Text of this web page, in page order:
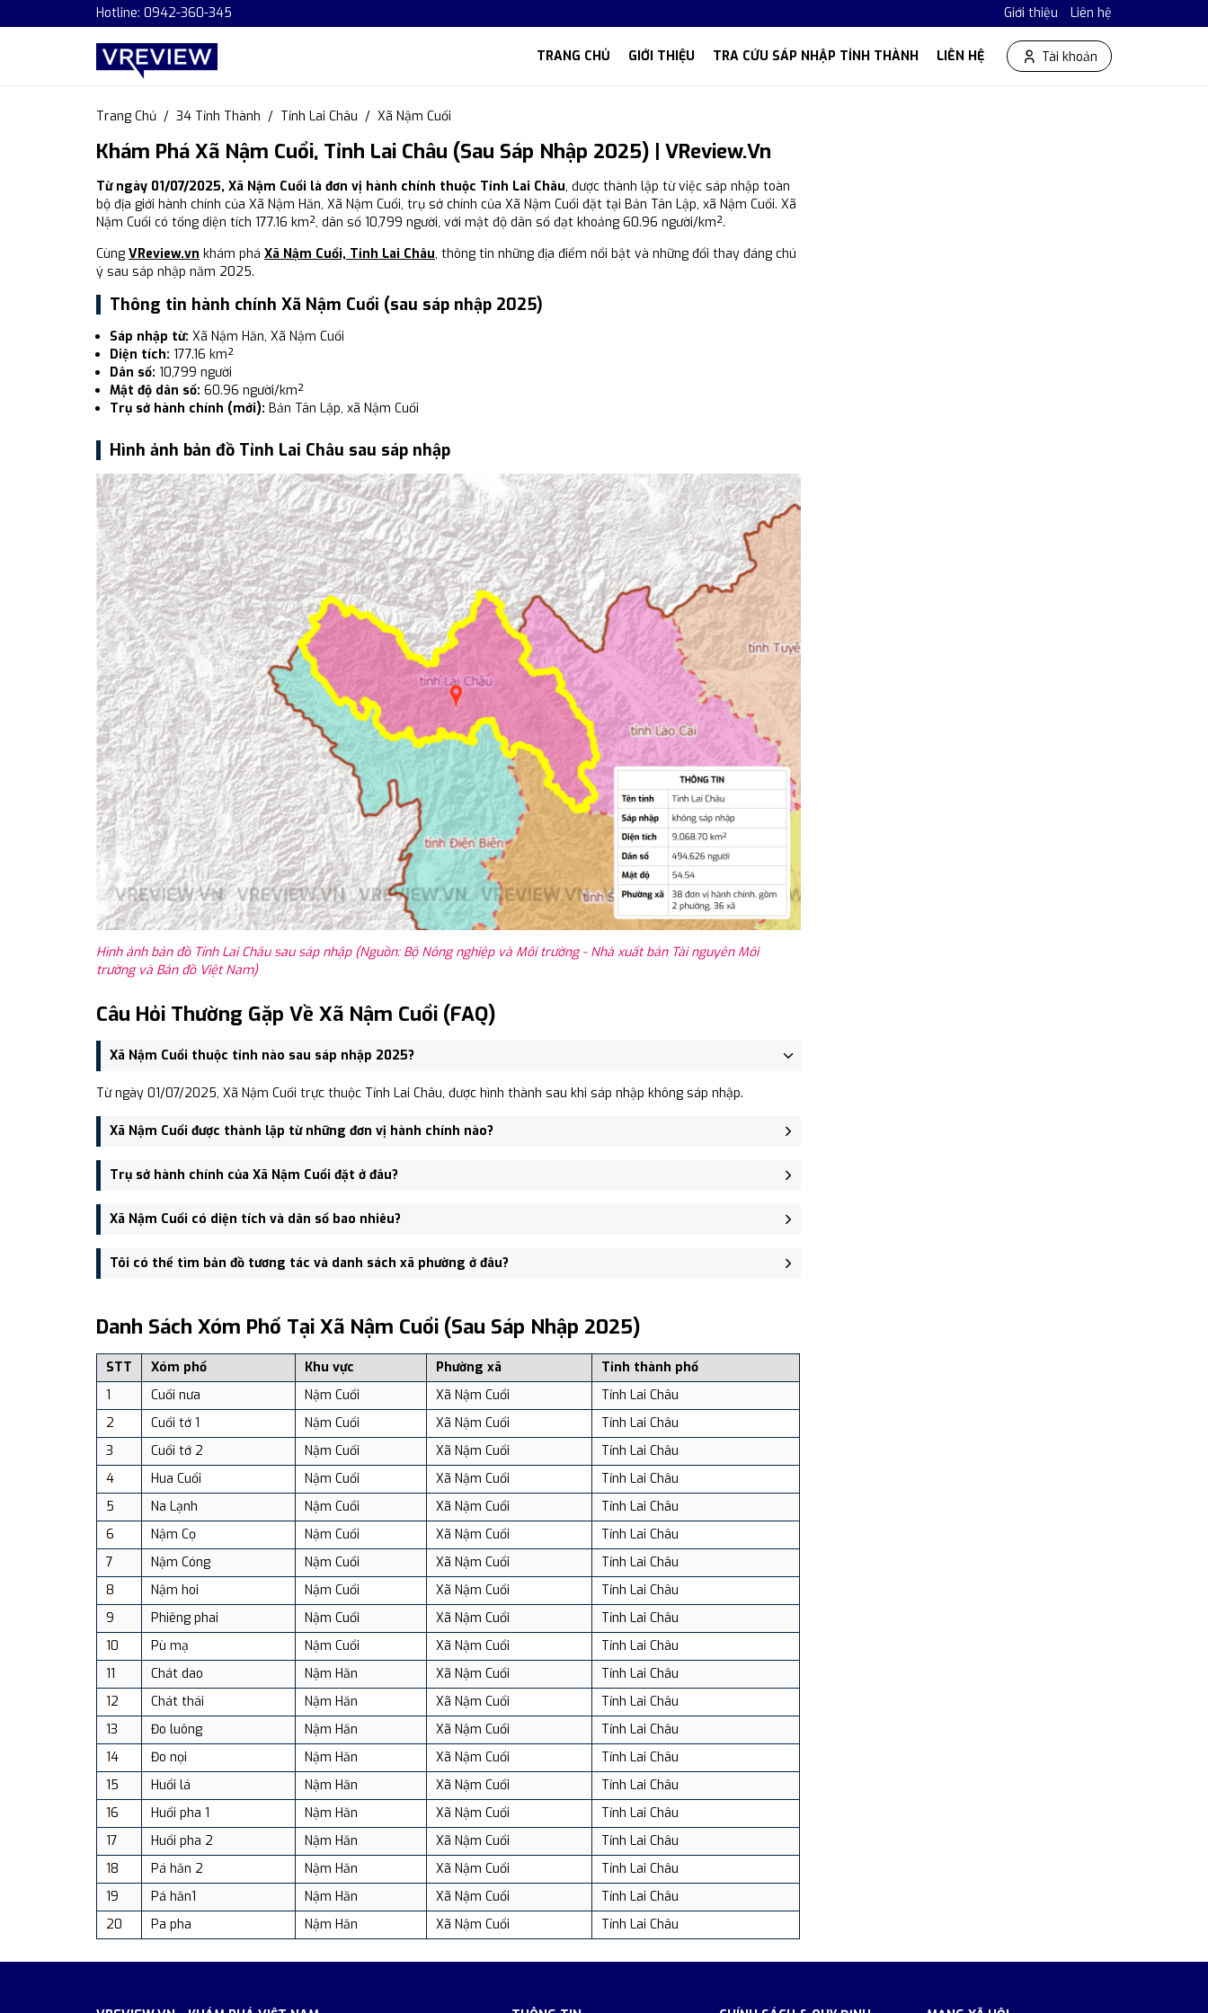
Hotline: 0942-360-345 Giới thiệu Liên hệ
TRANG CHỦ GIỚI THIỆU TRA CỨU SÁP NHẬP TỈNH THÀNH LIÊN HỆ Tài khoản
Trang Chủ 34 Tỉnh Thành Tỉnh Lai Châu Xã Nậm Cuổi
Khám Phá Xã Nậm Cuổi, Tỉnh Lai Châu (Sau Sáp Nhập 2025) | VReview.vn
Từ ngày 01/07/2025, Xã Nậm Cuổi là đơn vị hành chính thuộc Tỉnh Lai Châu, được thành lập từ việc sáp nhập toàn
bộ địa giới hành chính của Xã Nậm Hăn, Xã Nậm Cuổi, trụ sở chính của Xã Nậm Cuổi đặt tại Bản Tân Lập, xã Nậm Cuổi. Xã
Nậm Cuổi có tổng diện tích 177.16 km², dân số 10,799 người, với mật độ dân số đạt khoảng 60.96 người/km².
Cùng VReview.vn khám phá Xã Nậm Cuổi, Tỉnh Lai Châu, thông tin những địa điểm nổi bật và những đổi thay đáng chú
ý sau sáp nhập năm 2025.
Thông tin hành chính Xã Nậm Cuổi (sau sáp nhập 2025)
Sáp nhập từ: Xã Nậm Hăn, Xã Nậm Cuổi
Diện tích: 177.16 km²
Dân số: 10,799 người
Mật độ dân số: 60.96 người/km²
Trụ sở hành chính (mới): Bản Tân Lập, xã Nậm Cuổi
Hình ảnh bản đồ Tỉnh Lai Châu sau sáp nhập
Hình ảnh bản đồ Tỉnh Lai Châu sau sáp nhập (Nguồn: Bộ Nông nghiệp và Môi trường - Nhà xuất bản Tài nguyên Môi
trường và Bản đồ Việt Nam)
Câu Hỏi Thường Gặp Về Xã Nậm Cuổi (FAQ)
Xã Nậm Cuổi thuộc tỉnh nào sau sáp nhập 2025?
Từ ngày 01/07/2025, Xã Nậm Cuổi trực thuộc Tỉnh Lai Châu, được hình thành sau khi sáp nhập không sáp nhập.
Xã Nậm Cuổi được thành lập từ những đơn vị hành chính nào?
Xã Nậm Cuổi được thành lập trên cơ sở sáp nhập Xã Nậm Hăn, Xã Nậm Cuổi.
Trụ sở hành chính của Xã Nậm Cuổi đặt ở đâu?
Trụ sở hành chính mới của Xã Nậm Cuổi đặt tại Bản Tân Lập, xã Nậm Cuổi - trung tâm khu vực thuận tiện giao thông.
Xã Nậm Cuổi có diện tích và dân số bao nhiêu?
Xã Nậm Cuổi có Diện tích: 177.16 km², Dân số: 10,799 người, Mật độ dân số: Khoảng 60.96 người/km²
Tôi có thể tìm bản đồ tương tác và danh sách xã phường ở đâu?
dịch vụ và du lịch uy tín tại Việt Nam.
Danh Sách Xóm Phố Tại Xã Nậm Cuổi (sau Sáp Nhập 2025)
STT Xóm phố Khu vực Phường xã
Tỉnh thành phố
1
Cuổi nưa Nậm Cuổi Xã Nậm Cuổi
Tỉnh Lai Châu
2
Cuổi tớ 1 Nậm Cuổi Xã Nậm Cuổi
Tỉnh Lai Châu
3
Cuổi tớ 2 Nậm Cuổi Xã Nậm Cuổi
Tỉnh Lai Châu
4
Hua Cuổi Nậm Cuổi Xã Nậm Cuổi
Tỉnh Lai Châu
5
Na Lạnh Nậm Cuổi Xã Nậm Cuổi
Tỉnh Lai Châu
6
Nậm Cọ Nậm Cuổi Xã Nậm Cuổi
Tỉnh Lai Châu
7
Nậm Cóng Nậm Cuổi Xã Nậm Cuổi
Tỉnh Lai Châu
8
Nậm hoi Nậm Cuổi Xã Nậm Cuổi
Tỉnh Lai Châu
9
Phiêng phai Nậm Cuổi Xã Nậm Cuổi
Tỉnh Lai Châu
10
Pù mạ Nậm Cuổi Xã Nậm Cuổi
Tỉnh Lai Châu
11
Chát dao Nậm Hăn Xã Nậm Cuổi
Tỉnh Lai Châu
12
Chát thái Nậm Hăn Xã Nậm Cuổi
Tỉnh Lai Châu
13
Đo luông Nậm Hăn Xã Nậm Cuổi
Tỉnh Lai Châu
14
Đo nọi Nậm Hăn Xã Nậm Cuổi
Tỉnh Lai Châu
15
Huổi lá Nậm Hăn Xã Nậm Cuổi
Tỉnh Lai Châu
16
Huổi pha 1 Nậm Hăn Xã Nậm Cuổi
Tỉnh Lai Châu
17
Huổi pha 2 Nậm Hăn Xã Nậm Cuổi
Tỉnh Lai Châu
18
Pá hăn 2 Nậm Hăn Xã Nậm Cuổi
Tỉnh Lai Châu
19
Pá hăn1 Nậm Hăn Xã Nậm Cuổi
Tỉnh Lai Châu
20
Pa pha Nậm Hăn Xã Nậm Cuổi Tỉnh Lai Châu